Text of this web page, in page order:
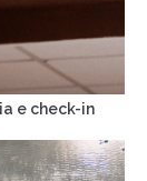
e check-in